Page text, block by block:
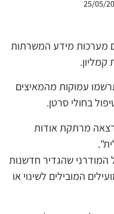
25/05/
מערכות מידע המשרתות
עמוקות מהמאיצים
בחולי סרטן.
מרתקת אודות
המודרני שהגדיר חדשנות
המובילים לשינוי או